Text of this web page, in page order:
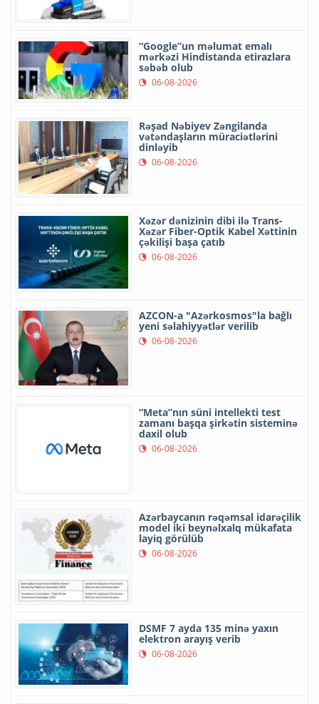
“Google”un məlumat emalı
mərkəzi Hindistanda etirazlara
səbəb olub
06-08-2026
Rəşad Nəbiyev Zəngilanda
vətəndaşların müraciətlərini
dinləyib
06-08-2026
Xəzər dənizinin dibi ilə Trans-
Xəzər Fiber-Optik Kabel Xəttinin
çəkilişi başa çatıb
06-08-2026
AZCON-a "Azərkosmos"la bağlı
yeni səlahiyyətlər verilib
06-08-2026
“Meta”nın süni intellekti test
zamanı başqa şirkətin sisteminə
daxil olub
06-08-2026
Azərbaycanın rəqəmsal idarəçilik
model iki beynəlxalq mükafata
layiq görülüb
06-08-2026
DSMF 7 ayda 135 minə yaxın
elektron arayış verib
06-08-2026